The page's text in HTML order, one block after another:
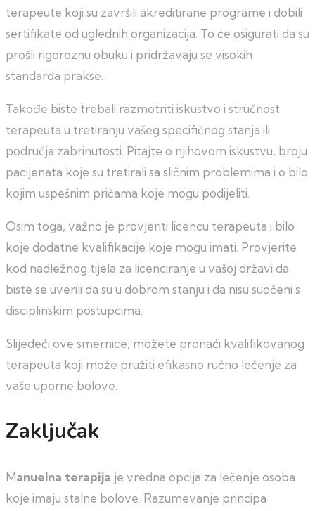
terapeute koji su završili akreditirane programe i dobili
sertifikate od uglednih organizacija. To će osigurati da su
prošli rigoroznu obuku i pridržavaju se visokih
standarda prakse.
Takođe biste trebali razmotriti iskustvo i stručnost
terapeuta u tretiranju vašeg specifičnog stanja ili
područja zabrinutosti. Pitajte o njihovom iskustvu, broju
pacijenata koje su tretirali sa sličnim problemima i o bilo
kojim uspešnim pričama koje mogu podijeliti.
Osim toga, važno je provjeriti licencu terapeuta i bilo
koje dodatne kvalifikacije koje mogu imati. Provjerite
kod nadležnog tijela za licenciranje u vašoj državi da
biste se uverili da su u dobrom stanju i da nisu suočeni s
disciplinskim postupcima.
Slijedeći ove smernice, možete pronaći kvalifikovanog
terapeuta koji može pružiti efikasno ručno lečenje za
vaše uporne bolove.
Zaključak
Manuelna terapija je vredna opcija za lečenje osoba
koje imaju stalne bolove. Razumevanje principa